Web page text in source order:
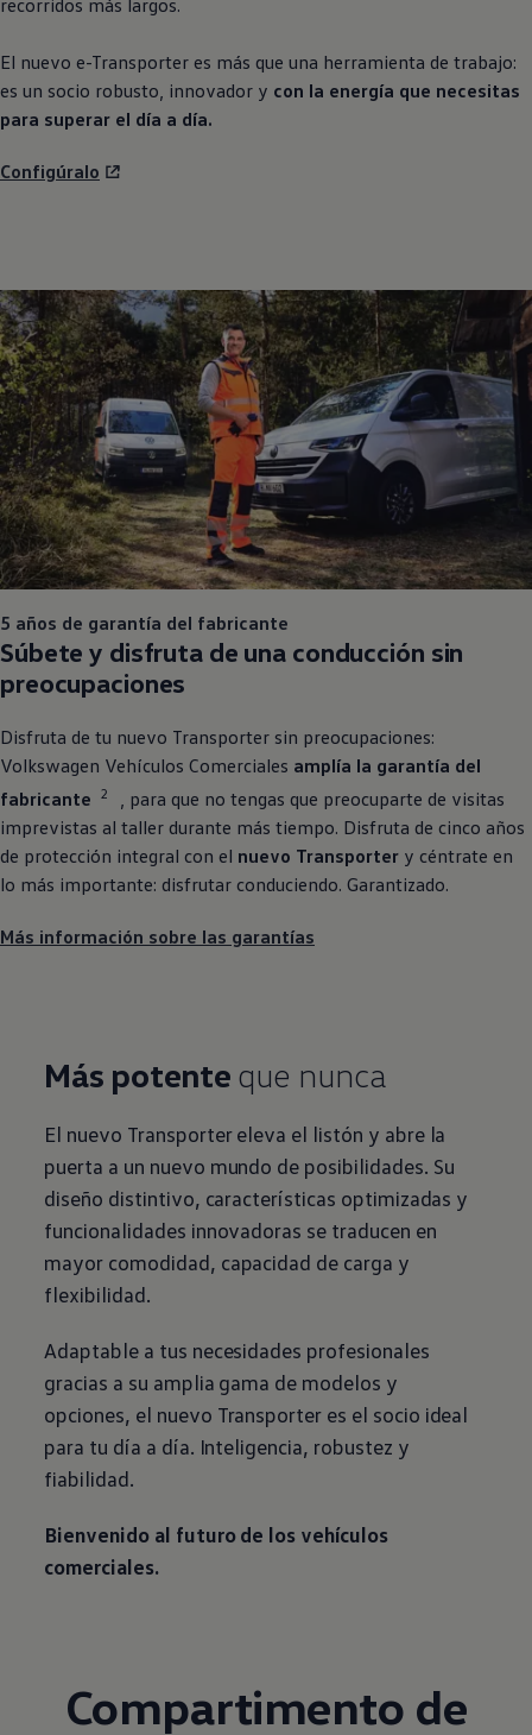
recorridos más largos.
El nuevo e-Transporter es más que una herramienta de trabajo:
es un socio robusto, innovador y con la energía que necesitas
para superar el día a día.
Configúralo
5 años de garantía del fabricante
Súbete y disfruta de una conducción sin
preocupaciones
Disfruta de tu nuevo Transporter sin preocupaciones:
Volkswagen Vehículos Comerciales amplía la garantía del
fabricante
2
, para que no tengas que preocuparte de visitas
imprevistas al taller durante más tiempo. Disfruta de cinco años
de protección integral con el nuevo Transporter y céntrate en
lo más importante: disfrutar conduciendo. Garantizado.
Más información sobre las garantías
Más potente que nunca
El nuevo Transportereleva el listón y abre la
puerta a un nuevo mundo de posibilidades. Su
diseño distintivo, características optimizadas y
funcionalidades innovadoras se traducen en
mayor comodidad, capacidad de carga y
flexibilidad.
Adaptable a tus necesidades profesionales
gracias a su amplia gama de modelos y
opciones, el nuevo Transporter es el socio ideal
para tu día a día. Inteligencia, robustez y
fiabilidad.
Bienvenido al futuro de los vehículos
comerciales.
Compartimento de